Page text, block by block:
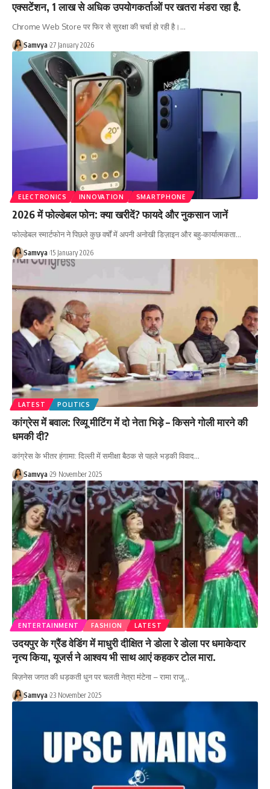
एक्सटेंशन, 1 लाख से अधिक उपयोगकर्ताओं पर खतरा मंडरा रहा है.
Chrome Web Store पर फिर से सुरक्षा की चर्चा हो रही है।…
Samvya 27 January 2026
ELECTRONICS INNOVATION SMARTPHONE
2026 में फोल्डेबल फोन: क्या खरीदें? फायदे और नुकसान जानें
फोल्डेबल स्मार्टफोन ने पिछले कुछ वर्षों में अपनी अनोखी डिज़ाइन और बहु-कार्यात्मकता…
Samvya 15 January 2026
LATEST POLITICS
कांग्रेस में बवाल: रिव्यू मीटिंग में दो नेता भिड़े – किसने गोली मारने की
धमकी दी?
कांग्रेस के भीतर हंगामा: दिल्ली में समीक्षा बैठक से पहले भड़की विवाद…
Samvya 29 November 2025
ENTERTAINMENT FASHION LATEST
उदयपुर के ग्रैंड वेडिंग में माधुरी दीक्षित ने डोला रे डोला पर धमाकेदार
नृत्य किया, यूजर्स ने आश्वय भी साथ आएं कहकर टोल मारा.
बिज़नेस जगत की धड़कती धुन पर चलती नेत्रा मंटेना – रामा राजू…
Samvya 23 November 2025